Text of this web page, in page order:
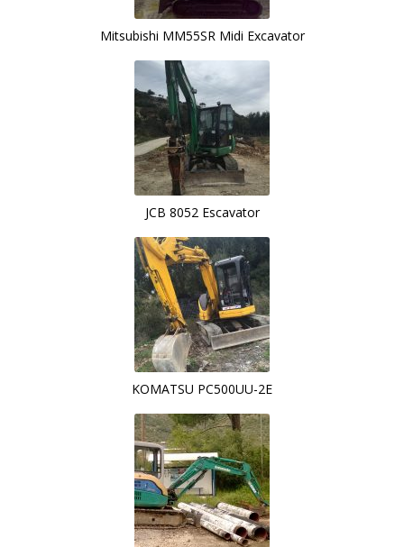
Mitsubishi MM55SR Midi Excavator
JCB 8052 Escavator
KOMATSU PC500UU-2E